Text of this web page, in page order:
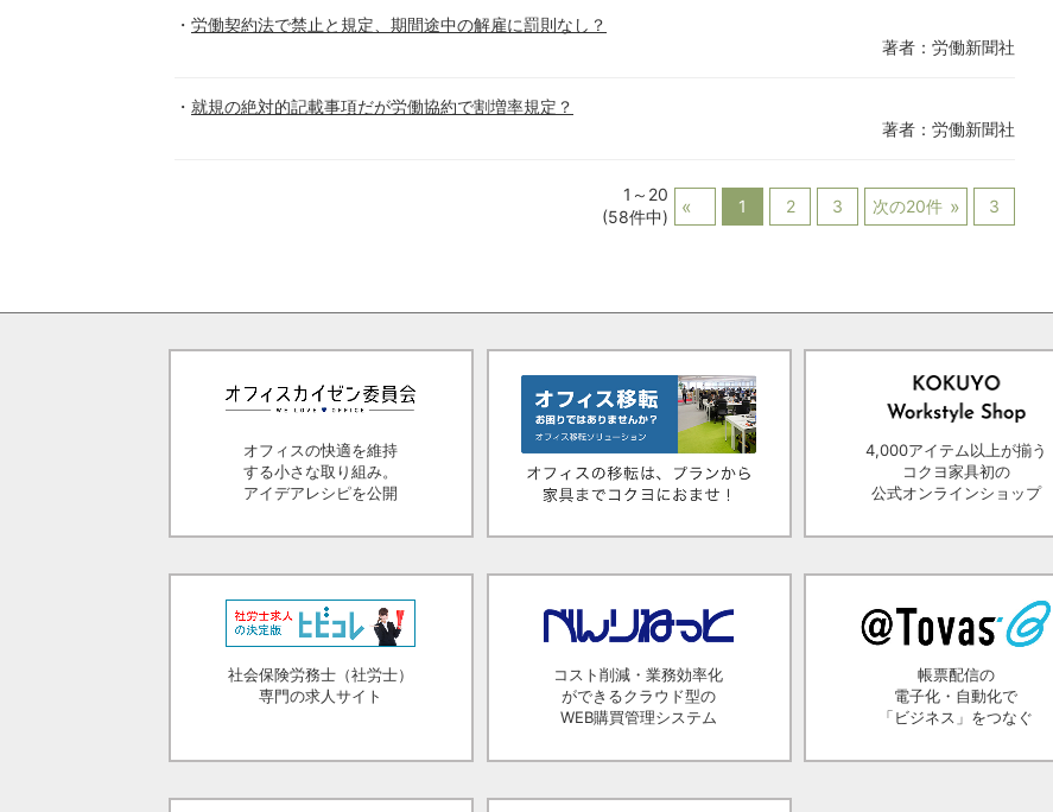
労働契約法で禁止と規定、期間途中の解雇に罰則なし？
著者：労働新聞社
就規の絶対的記載事項だが労働協約で割増率規定？
著者：労働新聞社
1～20
(58件中)
1 2 3 次の20件 3
オフィスの快適を維持
する小さな取り組み。
アイデアレシピを公開
4,000アイテム以上が揃う
コクヨ家具初の
公式オンラインショップ
社会保険労務士（社労士）
専門の求人サイト
コスト削減・業務効率化
ができるクラウド型の
WEB購買管理システム
帳票配信の
電子化・自動化で
「ビジネス」をつなぐ